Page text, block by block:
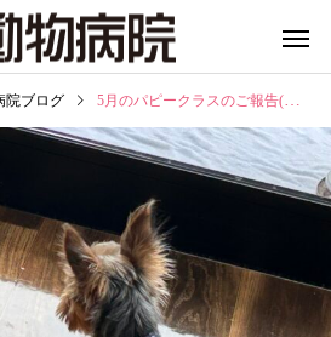
院ブログ 5月のパピークラスのご報告(*^^*)